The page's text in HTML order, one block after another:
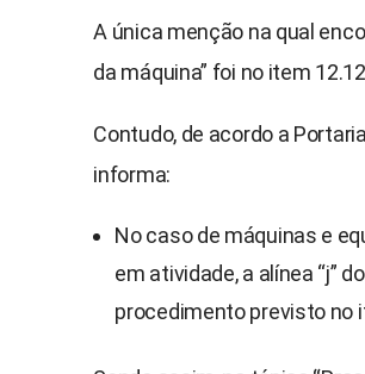
A única menção na qual
da máquina” foi no item
Contudo, de acordo a
informa:
No caso de máquinas e
em atividade, a alínea “j”
procedimento previsto no